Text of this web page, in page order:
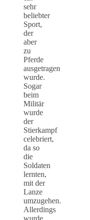
sehr
beliebter
Sport,
der
aber
zu
Pferde
ausgetragen
wurde.
Sogar
beim
Militär
wurde
der
Stierkampf
celebriert,
da so
die
Soldaten
lernten,
mit der
Lanze
umzugehen.
Allerdings